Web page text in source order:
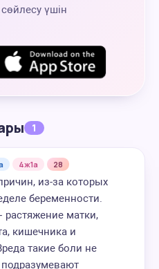
үшін
1
4ж1а 28
из-за которых
беременности.
растяжение матки,
кишечника и
такие боли не